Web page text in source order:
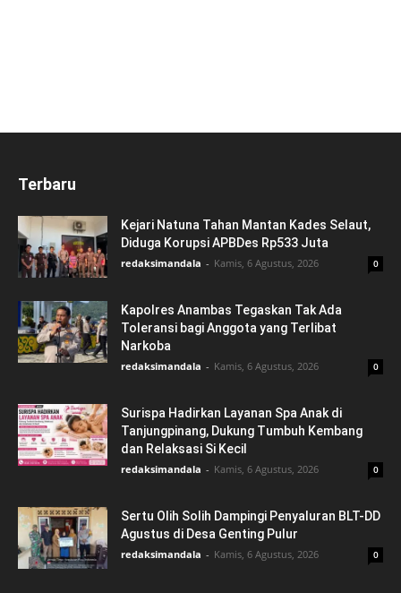
Terbaru
Kejari Natuna Tahan Mantan Kades Selaut,
Diduga Korupsi APBDes Rp533 Juta
redaksimandala - Kamis, 6 Agustus, 2026 0
Kapolres Anambas Tegaskan Tak Ada
Toleransi bagi Anggota yang Terlibat
Narkoba
redaksimandala - Kamis, 6 Agustus, 2026 0
Surispa Hadirkan Layanan Spa Anak di
Tanjungpinang, Dukung Tumbuh Kembang
dan Relaksasi Si Kecil
redaksimandala - Kamis, 6 Agustus, 2026 0
Sertu Olih Solih Dampingi Penyaluran BLT-DD
Agustus di Desa Genting Pulur
redaksimandala - Kamis, 6 Agustus, 2026 0